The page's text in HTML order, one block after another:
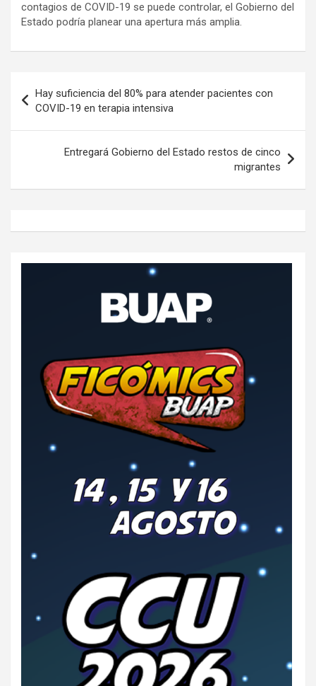
contagios de COVID-19 se puede controlar, el Gobierno del
Estado podría planear una apertura más amplia.
de
entradas
Hay suficiencia del 80% para atender pacientes con
COVID-19 en terapia intensiva
Entregará Gobierno del Estado restos de cinco
migrantes